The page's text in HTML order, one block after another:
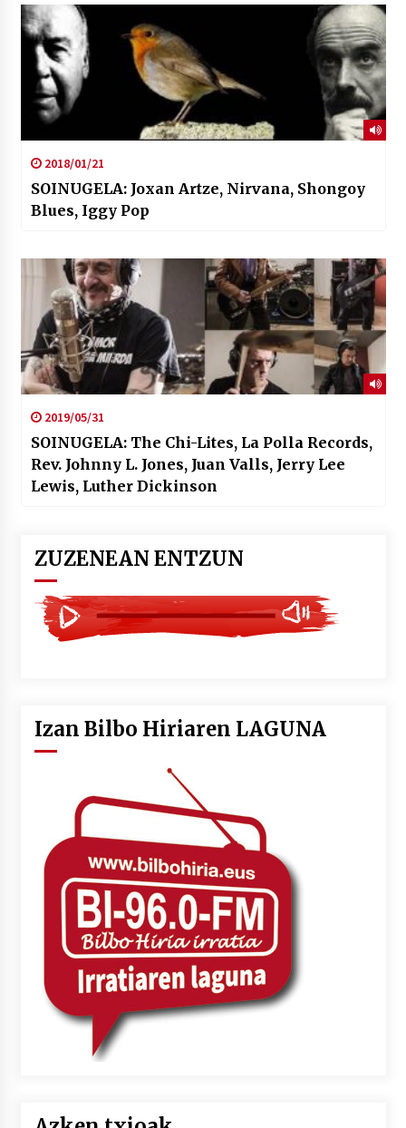
2018/01/21
SOINUGELA: Joxan Artze, Nirvana, Shongoy
Blues, Iggy Pop
2019/05/31
SOINUGELA: The Chi-Lites, La Polla Records,
Rev. Johnny L. Jones, Juan Valls, Jerry Lee
Lewis, Luther Dickinson
ZUZENEAN ENTZUN
Izan Bilbo Hiriaren LAGUNA